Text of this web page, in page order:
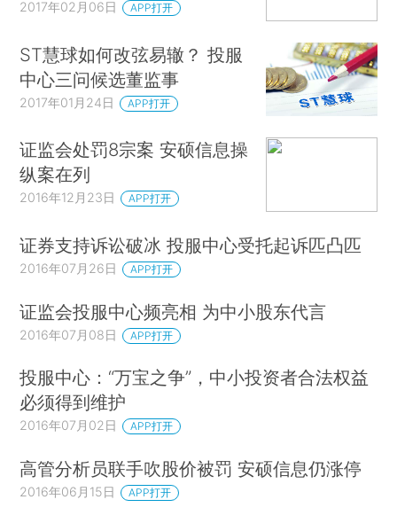
2017年02月06日 APP打开
ST慧球如何改弦易辙？ 投服
中心三问候选董监事
2017年01月24日 APP打开
证监会处罚8宗案 安硕信息操
纵案在列
2016年12月23日 APP打开
证券支持诉讼破冰 投服中心受托起诉匹凸匹
2016年07月26日 APP打开
证监会投服中心频亮相 为中小股东代言
2016年07月08日 APP打开
投服中心：“万宝之争”，中小投资者合法权益
必须得到维护
2016年07月02日 APP打开
高管分析员联手吹股价被罚 安硕信息仍涨停
2016年06月15日 APP打开